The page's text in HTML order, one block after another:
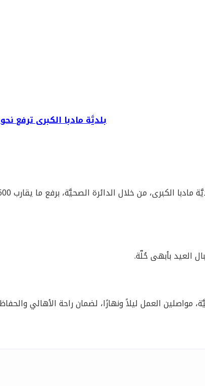
بلديَّة مادبا الكبرى ترفع نحو 600 طن من النفايات خلال وقفة عيد
العيد بأبهى حُلّة.
مواصلين العمل ليلاً ونهارًا، لضمان راحة الأهالي